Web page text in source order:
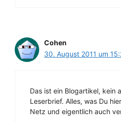
Cohen
30. August 2011 um
Das ist ein Blogartikel, kein
Leserbrief. Alles, was Du
Netz und eigentlich auch